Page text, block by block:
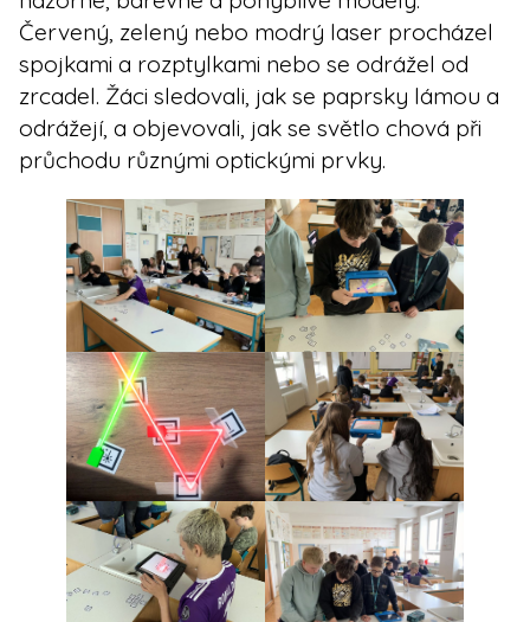
Červený, zelený nebo modrý laser procházel
spojkami a rozptylkami nebo se odrážel od
zrcadel. Žáci sledovali, jak se paprsky lámou a
odrážejí, a objevovali, jak se světlo chová při
průchodu různými optickými prvky.